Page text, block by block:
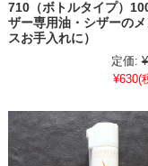
710（ボトルタイプ）
ザー専用油・シザーの
スお手入れに）
定価:
¥630(